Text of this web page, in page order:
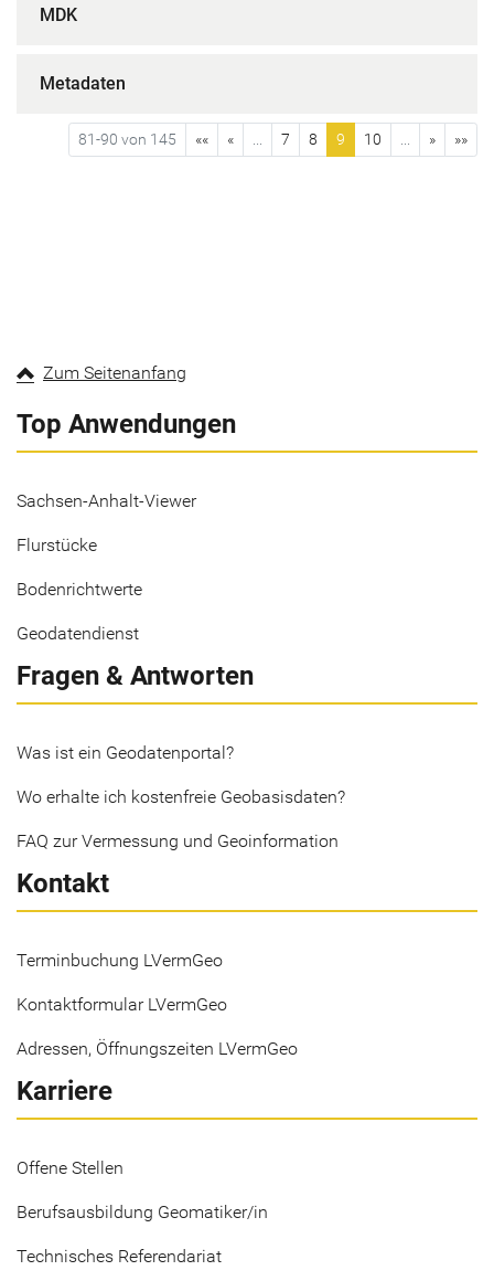
MDK
Metadaten
81-90 von 145 «« « 7 8 9 10 » »»
Zum Seitenanfang
Top Anwendungen
Sachsen-Anhalt-Viewer
Flurstücke
Bodenrichtwerte
Geodatendienst
Fragen & Antworten
Was ist ein Geodatenportal?
Wo erhalte ich kostenfreie Geobasisdaten?
FAQ zur Vermessung und Geoinformation
Kontakt
Terminbuchung LVermGeo
Kontaktformular LVermGeo
Adressen, Öffnungszeiten LVermGeo
Karriere
Offene Stellen
Berufsausbildung Geomatiker/in
Technisches Referendariat